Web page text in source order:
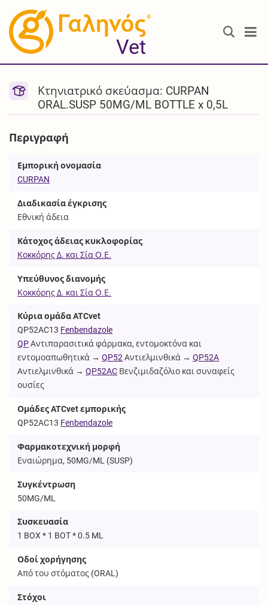
®
Vet
Κτηνιατρικό σκεύασμα: CURPAN
ORAL.SUSP 50MG/ML BOTTLE x 0,5L
Περιγραφή
Εμπορική ονομασία
CURPAN
Διαδικασία έγκρισης
Εθνική άδεια
Κάτοχος άδειας κυκλοφορίας
Κοκκόρης Δ. και Σία Ο.Ε.
Υπεύθυνος διανομής
Κοκκόρης Δ. και Σία Ο.Ε.
Κύρια ομάδα ATCvet
QP52AC13 Fenbendazole
QPΑντιπαρασιτικά φάρμακα, εντομοκτόνα και
εντομοαπωθητικά →QP52Αντιελμινθικά →QP52A
Αντιελμινθικά →QP52AC Βενζιμιδαζόλιο και συναφείς
ουσίες
Ομάδες ATCvet εμπορικής
QP52AC13 Fenbendazole
Φαρμακοτεχνική μορφή
Εναιώρημα, 50MG/ML (SUSP)
Συγκέντρωση
50MG/ML
Συσκευασία
1 BOX * 1 BOT * 0.5 ML
Οδοί χορήγησης
Από του στόματος (ORAL)
Στόχοι